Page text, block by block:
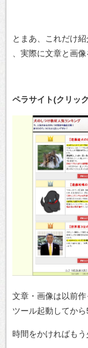
とまあ、これだけ
、実際に文章と画
ペラサイト(クリッ
文章・画像は以前作
ツール起動してか
時間をかければもう